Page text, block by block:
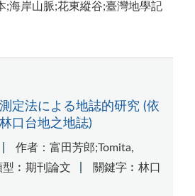
;海岸山脈;花東縱谷;臺灣地學記
定法による地誌的研究 (依
口台地之地誌)
作者：富田芳郎;Tomita,
型︰期刊論文
關鍵字︰林口